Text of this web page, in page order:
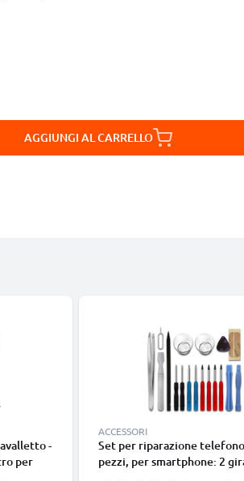
AGGIUNGI AL CARRELLO
-
per
ACCESSORI
Set per riparazione
pezzi, per smartphone: 2